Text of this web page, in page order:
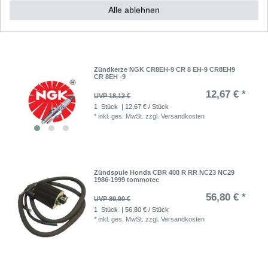
inkl. ges. MwSt.zzgl.
Zündkerze NGK CR8EH-9 CR 8 EH-9 CR8EH9
CR 8EH -9
UVP 18,12 € 12,67 € *
1 Stück
| 12,67 € / Stück
*inkl. ges. MwSt. zzgl.Versandkosten
Zündspule Honda CBR 400 R RR NC23 NC29
1986-1999 tommotec
UVP 89,90 € 56,80 € *
1 Stück
| 56,80 € / Stück
*inkl. ges. MwSt. zzgl.Versandkosten
Alle ablehnen